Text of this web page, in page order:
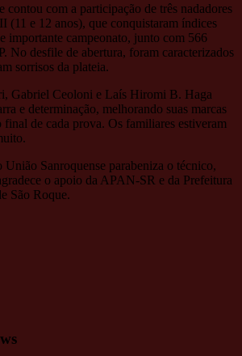
contou com a participação de três nadadores
(11 e 12 anos), que conquistaram índices
importante campeonato, junto com 566
No desfile de abertura, foram caracterizados
sorrisos da plateia.
Gabriel Ceoloni e Laís Hiromi B. Haga
e determinação, melhorando suas marcas
final de cada prova. Os familiares estiveram
Sanroquense parabeniza o técnico,
o apoio da APAN-SR e da Prefeitura
São Roque.